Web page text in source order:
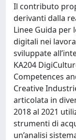
Il contributo
derivanti dalla
Linee Guida per
digitali nei
sviluppate
KA204
Competences
Creative
articolata in
2018 al 2021
strumenti di
un’analisi